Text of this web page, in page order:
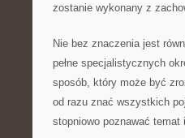
zostanie wykonany z
Nie bez znaczenia jest
pełne specjalistycznych
sposób, który może być
od razu znać wszystkich
stopniowo poznawać temat